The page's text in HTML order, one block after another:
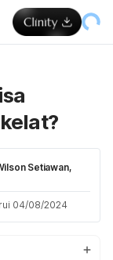
Setiawan,
04/08/2024